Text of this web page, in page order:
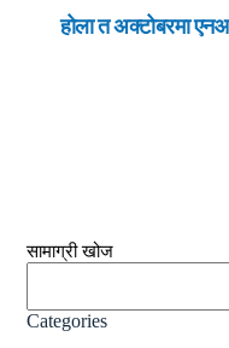
होला त अक्टोबरमा
सामाग्री खोज
Categories